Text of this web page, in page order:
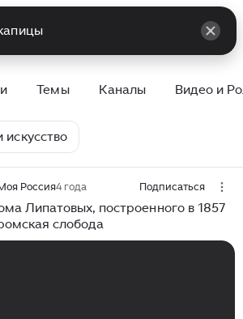
Темы Каналы Видео и
искусство
Россия4 года Подписаться
Липатовых, построенного в 1857
слобода